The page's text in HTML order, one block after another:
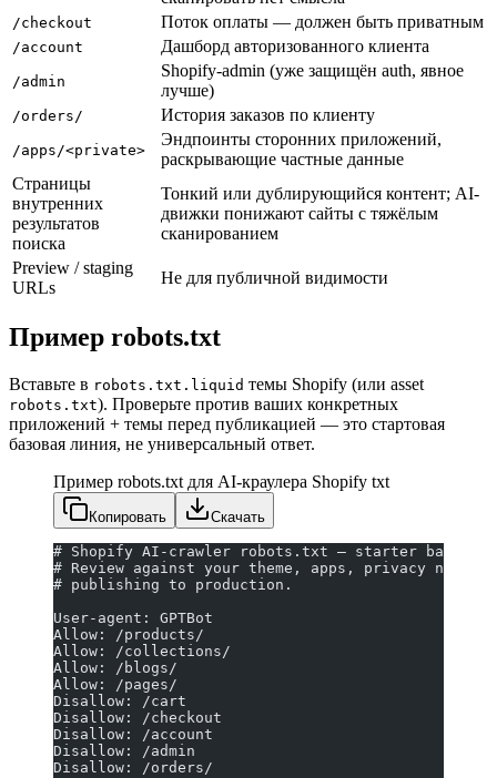
/checkout Поток оплаты — должен быть приватным
/account Дашборд авторизованного клиента
/admin
Shopify-admin (уже защищён auth, явное
лучше)
/orders/ История заказов по клиенту
/apps/<private>
Эндпоинты сторонних приложений,
раскрывающие частные данные
Страницы
внутренних
результатов
поиска
Тонкий или дублирующийся контент; AI-
движки понижают сайты с тяжёлым
сканированием
Preview / staging
URLs
Не для публичной видимости
Пример robots.txt
Вставьте в robots.txt.liquid темы Shopify (или asset
robots.txt). Проверьте против ваших конкретных
приложений + темы перед публикацией — это стартовая
базовая линия, не универсальный ответ.
Пример robots.txt для AI-краулера Shopify txt
Копировать Скачать
# Shopify AI-crawler robots.txt — starter
# Review against your theme, apps, privacy
# publishing to production.
User-agent: GPTBot
Allow: /products/
Allow: /collections/
Allow: /blogs/
Allow: /pages/
Disallow: /cart
Disallow: /checkout
Disallow: /account
Disallow: /admin
Disallow: /orders/